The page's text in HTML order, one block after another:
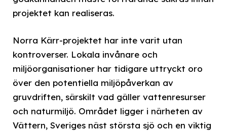
projektet kan realiseras.
Norra Kärr-projektet har inte varit utan
kontroverser. Lokala invånare och
miljöorganisationer har tidigare uttryckt oro
över den potentiella miljöpåverkan av
gruvdriften, särskilt vad gäller vattenresurser
och naturmiljö. Området ligger i närheten av
Vättern, Sveriges näst största sjö och en viktig